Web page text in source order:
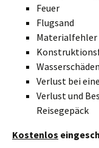
Feuer
Flugsand
Materialfehler
Wasserschäden
Verlust bei
Verlust und
Reisegepäck
Kostenlos